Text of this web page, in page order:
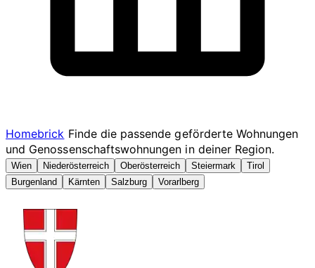
Homebrick Finde die passende geförderte Wohnungen
und Genossenschaftswohnungen in deiner Region.
Wien Niederösterreich Oberösterreich Steiermark
Tirol
Burgenland
Kärnten Salzburg Vorarlberg